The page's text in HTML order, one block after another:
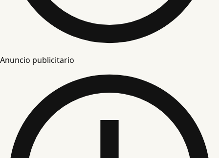
Anuncio publicitario